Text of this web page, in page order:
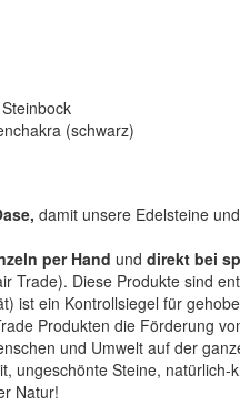
(schwarz)
damit unsere Edelsteine
per Hand und direkt bei
Trade). Diese Produkte sind
ist ein Kontrollsiegel für
Produkten die Förderung
und Umwelt auf der
ungeschönte Steine,
Natur!